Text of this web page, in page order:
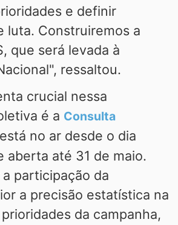
e definir
luta. Construiremos a
que será levada à
ressaltou.
crucial nessa
é a Consulta
no ar desde o dia
aberta até 31 de maio.
participação da
a precisão estatística na
da campanha,